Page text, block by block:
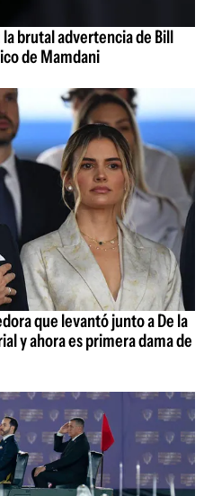
brutal advertencia de Bill
de Mamdani
que levantó junto a De la
y ahora es primera dama de